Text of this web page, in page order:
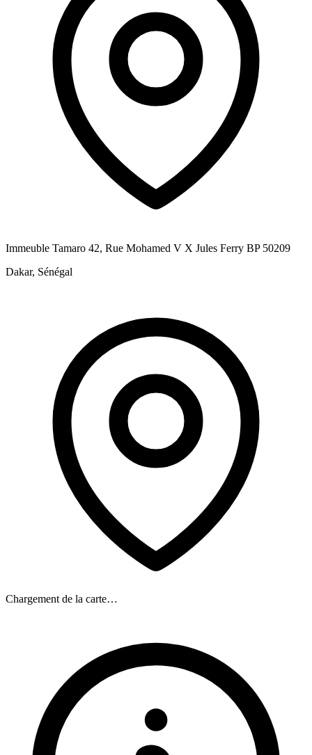
Immeuble Tamaro 42, Rue Mohamed V X Jules Ferry BP 50209
Dakar, Sénégal
Chargement de la carte…